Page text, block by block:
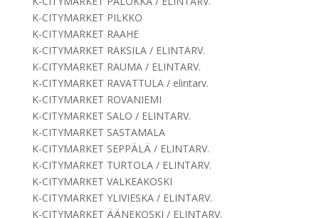
K-CITYMARKET PILKKO
K-CITYMARKET RAAHE
K-CITYMARKET RAKSILA / ELINTARV.
K-CITYMARKET RAUMA / ELINTARV.
K-CITYMARKET RAVATTULA / elintarv.
K-CITYMARKET ROVANIEMI
K-CITYMARKET SALO / ELINTARV.
K-CITYMARKET SASTAMALA
K-CITYMARKET SEPPÄLÄ / ELINTARV.
K-CITYMARKET TURTOLA / ELINTARV.
K-CITYMARKET VALKEAKOSKI
K-CITYMARKET YLIVIESKA / ELINTARV.
K-CITYMARKET ÄÄNEKOSKI / ELINTARV.